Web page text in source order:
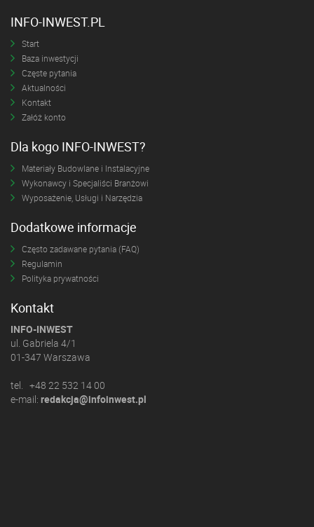
INFO-INWEST.PL
Start
Baza inwestycji
Częste pytania
Aktualności
Kontakt
Załóż konto
Dla kogo INFO-INWEST?
Materiały Budowlane i Instalacyjne
Wykonawcy i Specjaliści Branżowi
Wyposażenie, Usługi i Narzędzia
Dodatkowe informacje
Często zadawane pytania (FAQ)
Regulamin
Polityka prywatności
Kontakt
INFO-INWEST
ul. Gabriela 4/1
01-347 Warszawa
tel. +48 22 532 14 00
e-mail: redakcja@infoinwest.pl